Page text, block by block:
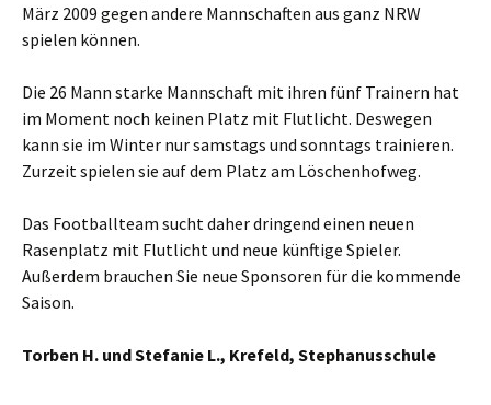
März 2009 gegen andere Mannschaften aus ganz NRW
spielen können.
Die 26 Mann starke Mannschaft mit ihren fünf Trainern hat
im Moment noch keinen Platz mit Flutlicht. Deswegen
kann sie im Winter nur samstags und sonntags trainieren.
Zurzeit spielen sie auf dem Platz am Löschenhofweg.
Das Footballteam sucht daher dringend einen neuen
Rasenplatz mit Flutlicht und neue künftige Spieler.
Außerdem brauchen Sie neue Sponsoren für die kommende
Saison.
Torben H. und Stefanie L., Krefeld, Stephanusschule